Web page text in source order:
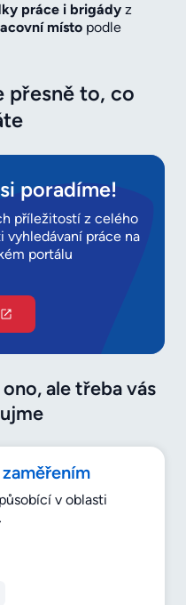
práce i brigády z
místo podle
místě. Před
mzdus
přesně to, co
poradíme!
příležitostí z celého
vyhledávaní práce na
portálu
ale třeba vás
v oblasti